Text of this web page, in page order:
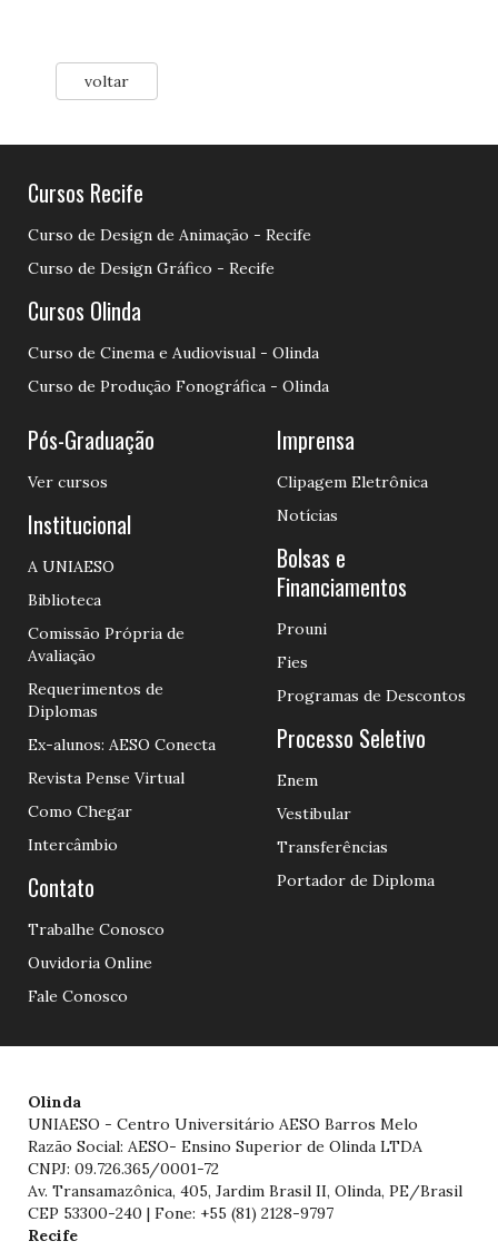
voltar
Cursos Recife
Curso de Design de Animação - Recife
Curso de Design Gráfico - Recife
Cursos Olinda
Curso de Cinema e Audiovisual - Olinda
Curso de Produção Fonográfica - Olinda
Pós-Graduação
Ver cursos
Institucional
A UNIAESO
Biblioteca
Comissão Própria de
Avaliação
Requerimentos de
Diplomas
Ex-alunos: AESO Conecta
Revista Pense Virtual
Como Chegar
Intercâmbio
Contato
Trabalhe Conosco
Ouvidoria Online
Fale Conosco
Imprensa
Clipagem Eletrônica
Notícias
Bolsas e
Financiamentos
Prouni
Fies
Programas de Descontos
Processo Seletivo
Enem
Vestibular
Transferências
Portador de Diploma
Olinda
UNIAESO - Centro Universitário AESO Barros Melo
Razão Social: AESO- Ensino Superior de Olinda LTDA
CNPJ: 09.726.365/0001-72
Av. Transamazônica, 405, Jardim Brasil II, Olinda, PE/Brasil
CEP 53300-240 | Fone: +55 (81) 2128-9797
Recife